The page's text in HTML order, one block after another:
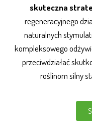
skuteczna
regeneracyjnego
naturalnych
kompleksowego
przeciwdziałać
roślinom silny